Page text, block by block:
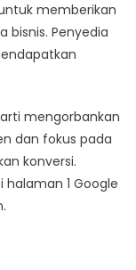
memberikan
bisnis. Penyedia
mengorbankan
dan fokus pada
konversi.
halaman 1 Google